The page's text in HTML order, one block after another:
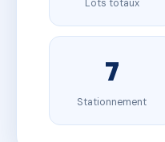
Lots totaux
7
Stationnement